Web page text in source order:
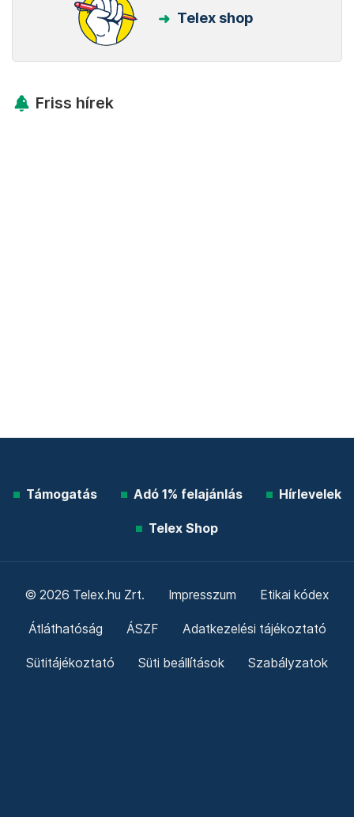
Telex shop
Friss hírek
Támogatás Adó 1% felajánlás Hírlevelek
Telex Shop
© 2026 Telex.hu Zrt. Impresszum Etikai kódex
Átláthatóság ÁSZF Adatkezelési tájékoztató
Sütitájékoztató Süti beállítások Szabályzatok